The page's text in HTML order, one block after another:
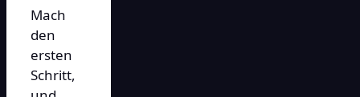
Mach
den
ersten
Schritt,